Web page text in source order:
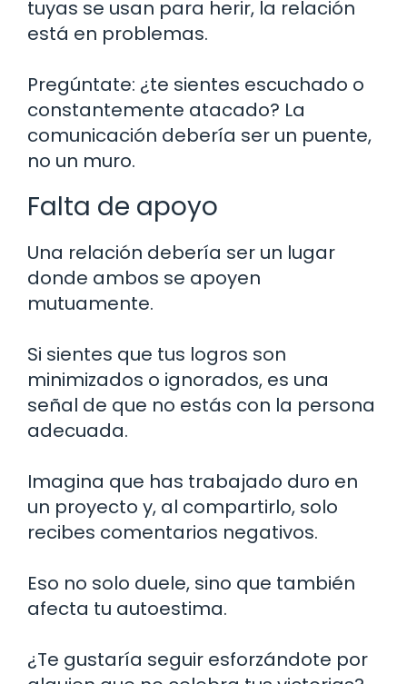
tuyas se usan para herir, la relación
está en problemas.
Pregúntate: ¿te sientes escuchado o
constantemente atacado? La
comunicación debería ser un puente,
no un muro.
Falta de apoyo
Una relación debería ser un lugar
donde ambos se apoyen
mutuamente.
Si sientes que tus logros son
minimizados o ignorados, es una
señal de que no estás con la persona
adecuada.
Imagina que has trabajado duro en
un proyecto y, al compartirlo, solo
recibes comentarios negativos.
Eso no solo duele, sino que también
afecta tu autoestima.
¿Te gustaría seguir esforzándote por